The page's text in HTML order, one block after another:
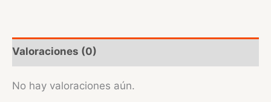
Valoraciones (0)
No hay valoraciones aún.